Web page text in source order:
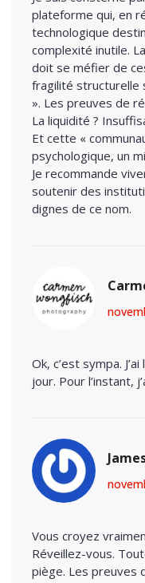
plateforme qui, en
technologique
complexité inutile.
doit se méfier de
fragilité structurelle
». Les preuves de
La liquidité ?
Et cette «
psychologique, un
Je recommande
soutenir des
dignes de ce nom.
Ok, c’est sympa.
jour. Pour l’instant,
Vous croyez
Réveillez-vous.
piège. Les preuves